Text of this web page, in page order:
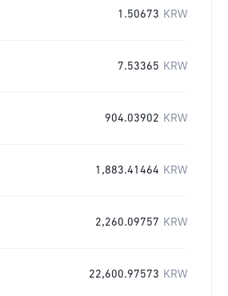
1.50673 KRW
7.53365 KRW
904.03902 KRW
1,883.41464 KRW
2,260.09757 KRW
22,600.97573 KRW